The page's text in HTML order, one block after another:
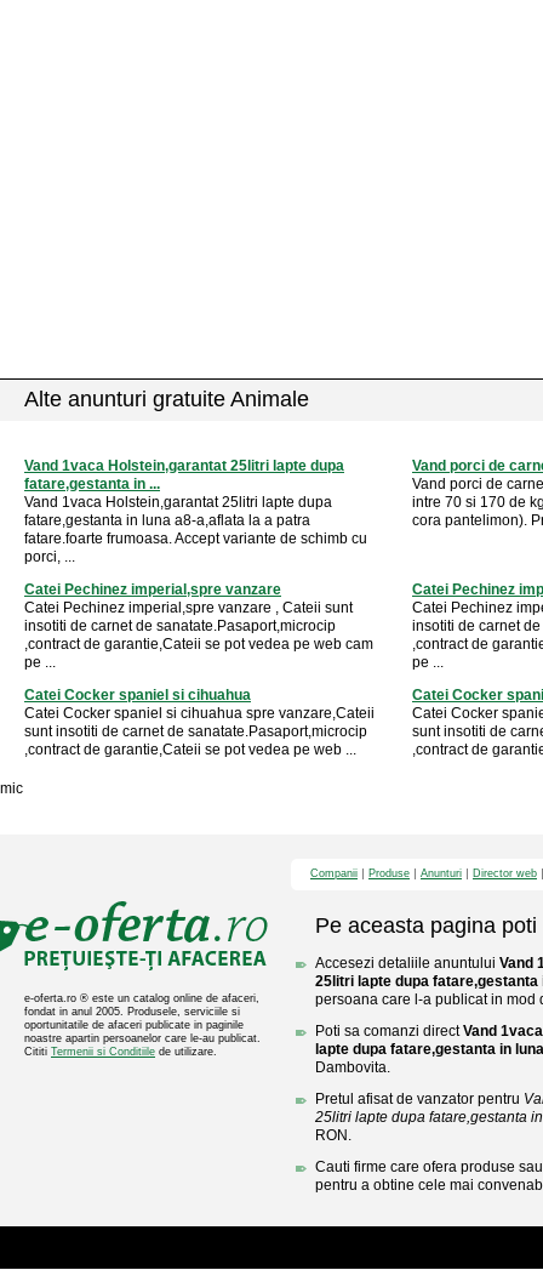
Alte anunturi gratuite Animale
Vand 1vaca Holstein,garantat 25litri lapte dupa
fatare,gestanta in ...
Vand 1vaca Holstein,garantat 25litri lapte dupa
fatare,gestanta in luna a8-a,aflata la a patra
fatare.foarte frumoasa. Accept variante de schimb cu
porci, ...
Vand porci de
Vand porci de
intre 70 si 170 de
cora pantelimon).
Catei Pechinez imperial,spre vanzare
Catei Pechinez imperial,spre vanzare , Cateii sunt
insotiti de carnet de sanatate.Pasaport,microcip
,contract de garantie,Cateii se pot vedea pe web cam
pe ...
Catei Pechinez
Catei Pechinez
insotiti de carnet
,contract de
pe ...
Catei Cocker spaniel si cihuahua
Catei Cocker spaniel si cihuahua spre vanzare,Cateii
sunt insotiti de carnet de sanatate.Pasaport,microcip
,contract de garantie,Cateii se pot vedea pe web ...
Catei Cocker
Catei Cocker
sunt insotiti de
,contract de
mic
e-oferta.ro ® este un catalog online de afaceri,
fondat in anul 2005. Produsele, serviciile si
oportunitatile de afaceri publicate in paginile
noastre apartin persoanelor care le-au publicat.
Cititi Termenii si Conditiile de utilizare.
Companii Produse Anunturi Director web
Pe aceasta pagina poti
Accesezi detaliile anuntului Vand
25litri lapte dupa fatare,gestanta
persoana care l-a publicat in mod
Poti sa comanzi directVand
lapte dupa fatare,gestanta in
Dambovita.
Pretul afisat de vanzator pentru
25litri lapte dupa fatare,gestanta
RON.
Cauti firme care ofera produse
pentru a obtine cele mai